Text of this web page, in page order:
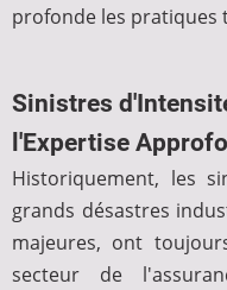
profonde les pratiques
Sinistres
l'Expertise
Historiquement, les
grands désastres
majeures, ont
secteur de